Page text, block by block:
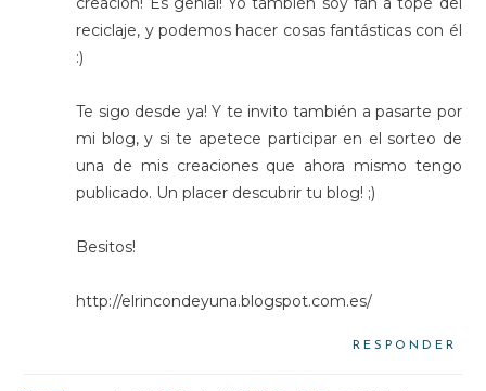
reciclaje, y podemos hacer cosas fantásticas con él
:)
Te sigo desde ya! Y te invito también a pasarte por
mi blog, y si te apetece participar en el sorteo de
una de mis creaciones que ahora mismo tengo
publicado. Un placer descubrir tu blog! ;)
Besitos!
http://elrincondeyuna.blogspot.com.es/
RESPONDER